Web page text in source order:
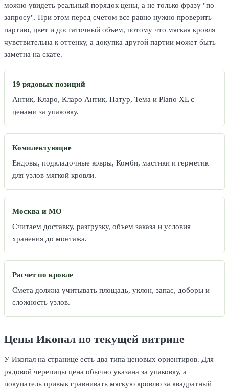
можно увидеть реальный порядок цены, а не только фразу "по
запросу". При этом перед счетом все равно нужно проверить
партию, цвет и достаточный объем, потому что мягкая кровля
чувствительна к оттенку, а докупка другой партии может быть
заметна на скате.
19 рядовых позиций
Антик, Кларо, Кларо Антик, Натур, Тема и Plano XL с
ценами за упаковку.
Комплектующие
Ендовы, подкладочные ковры, Комби, мастики и герметик
для узлов мягкой кровли.
Москва и МО
Считаем доставку, разгрузку, объем заказа и условия
хранения до монтажа.
Расчет по кровле
Смета должна учитывать площадь, уклон, запас, доборы и
сложность узлов.
Цены Икопал по текущей витрине
У Икопал на странице есть два типа ценовых ориентиров. Для
рядовой черепицы цена обычно указана за упаковку, а
покупатель привык сравнивать мягкую кровлю за квадратный